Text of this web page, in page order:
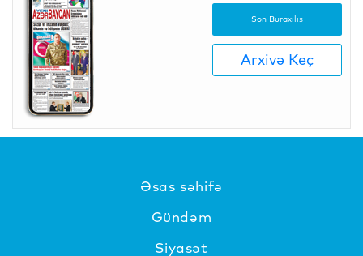
Son Buraxılış
Arxivə Keç
Əsas səhifə
Gündəm
Siyasət